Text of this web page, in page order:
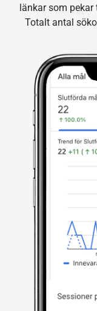
länkar som
Totalt antal